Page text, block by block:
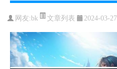
网友:bk 文章列表 2024-03-